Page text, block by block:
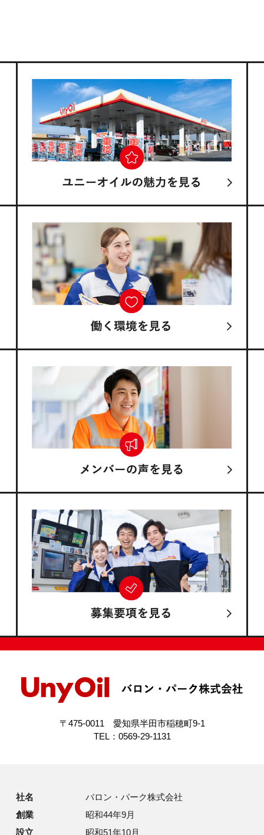
〒475-0011 愛知県半田市稲穂町9-1
TEL：0569-29-1131
社名
バロン・パーク株式会社
創業
昭和44年9月
設立
昭和51年10月